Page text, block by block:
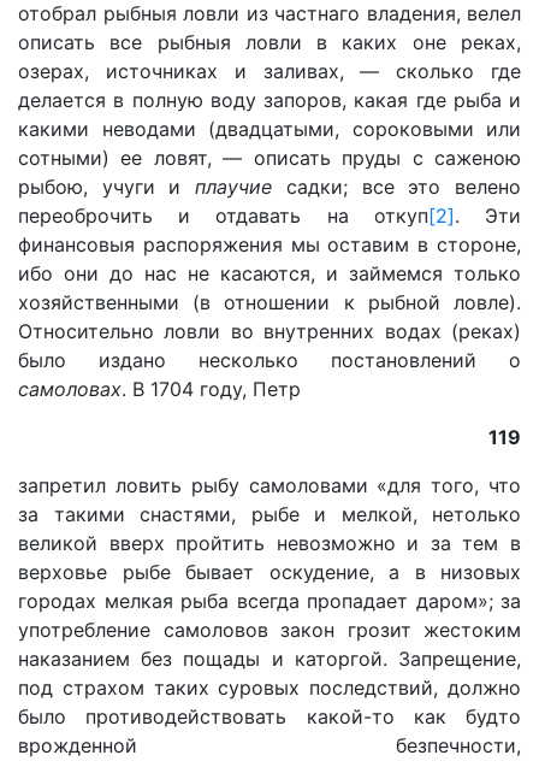
отобрал рыбныя ловли из частнаго владения, велел
описать все рыбныя ловли в каких оне реках,
озерах, источниках и заливах, — сколько где
делается в полную воду запоров, какая где рыба и
какими неводами (двадцатыми, сороковыми или
сотными) ее ловят, — описать пруды с саженою
рыбою, учуги иплаучие садки; все это велено
переоброчить и отдавать на откуп[2]. Эти
финансовыя распоряжения мы оставим в стороне,
ибо они до нас не касаются, и займемся только
хозяйственными (в отношении к рыбной ловле).
Относительно ловли во внутренних водах (реках)
было издано несколько постановлений о
самоловах. В 1704 году, Петр
119
запретил ловить рыбу самоловами «для того, что
за такими снастями, рыбе и мелкой, нетолько
великой вверх пройтить невозможно и за тем в
верховье рыбе бывает оскудение, а в низовых
городах мелкая рыба всегда пропадает даром»; за
употребление самоловов закон грозит жестоким
наказанием без пощады и каторгой. Запрещение,
под страхом таких суровых последствий, должно
было противодействовать какой-то как будто
врожденной безпечности,